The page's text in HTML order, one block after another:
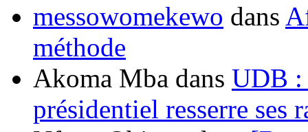
messowomekewo dans
méthode
Akoma Mba dans UDB :
présidentiel resserre ses